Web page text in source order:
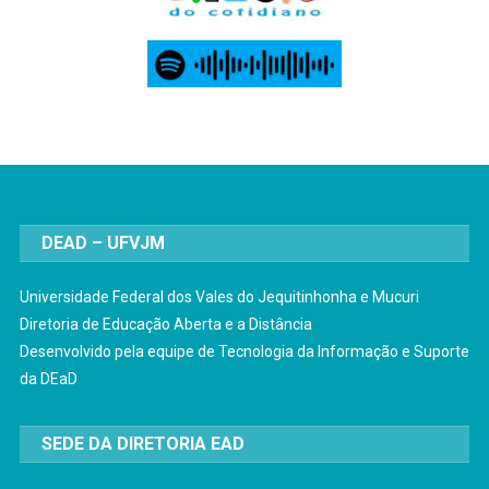
DEAD – UFVJM
Universidade Federal dos Vales do Jequitinhonha e Mucuri
Diretoria de Educação Aberta e a Distância
Desenvolvido pela equipe de Tecnologia da Informação e Suporte
da DEaD
SEDE DA DIRETORIA EAD